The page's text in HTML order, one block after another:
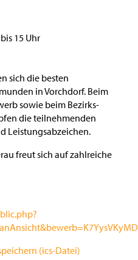
bis 15 Uhr
sich die besten
in Vorchdorf. Beim
sowie beim Bezirks-
die teilnehmenden
Leistungsabzeichen.
freut sich auf zahlreiche
(ics-Datei)